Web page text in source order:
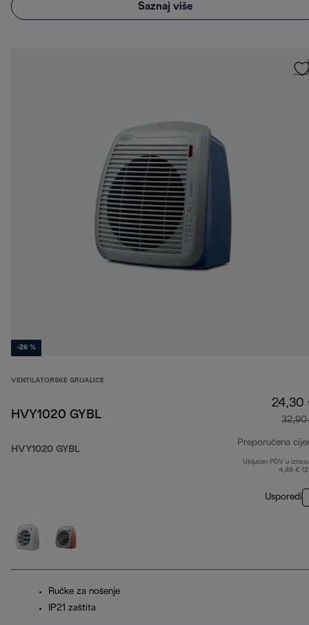
Saznaj više
-26 %
VENTILATORSKE GRIJALICE
HVY1020 GYBL
HVY1020 GYBL
24,30
Preporučena
Uključen PDV u
4,86 €
Usporedi
Ručke za nošenje
IP21 zaštita